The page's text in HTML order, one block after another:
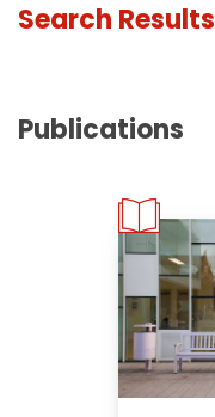
Search Results
Publications